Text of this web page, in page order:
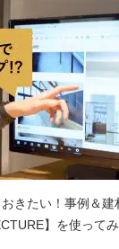
きたい！事例＆
】を使ってみ